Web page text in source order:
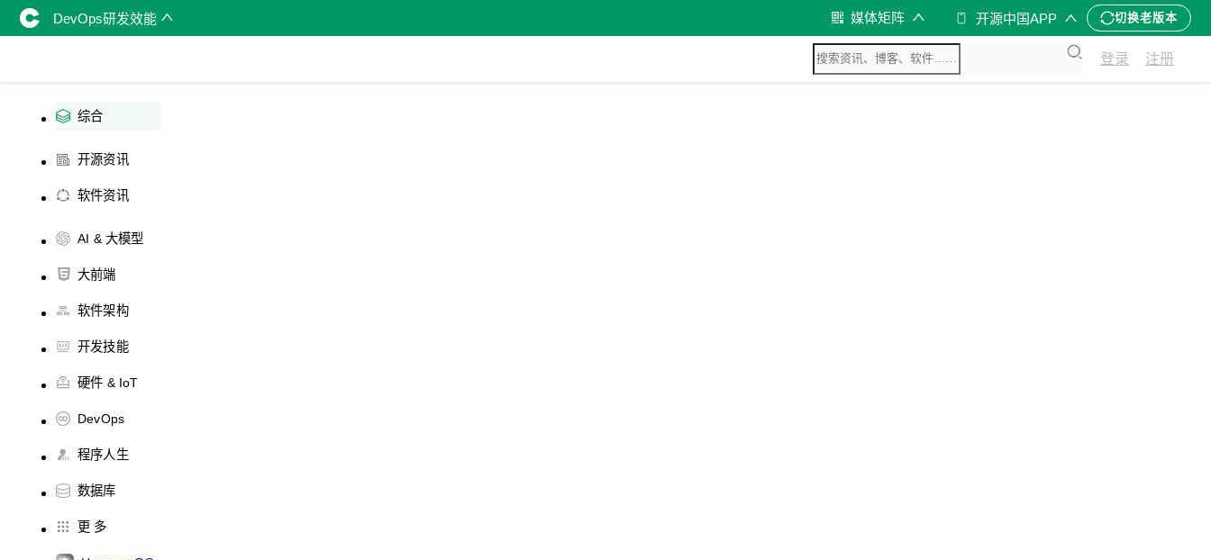
DevOps研发效能 媒体矩阵 开源中国APP 切换老版本
登录 注册
综合
开源资讯
软件资讯
AI & 大模型
大前端
软件架构
开发技能
硬件 & IoT
DevOps
程序人生
数据库
更 多